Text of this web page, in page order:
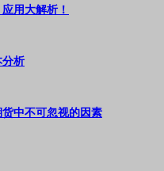
用大解析！
分析
中不可忽视的因素